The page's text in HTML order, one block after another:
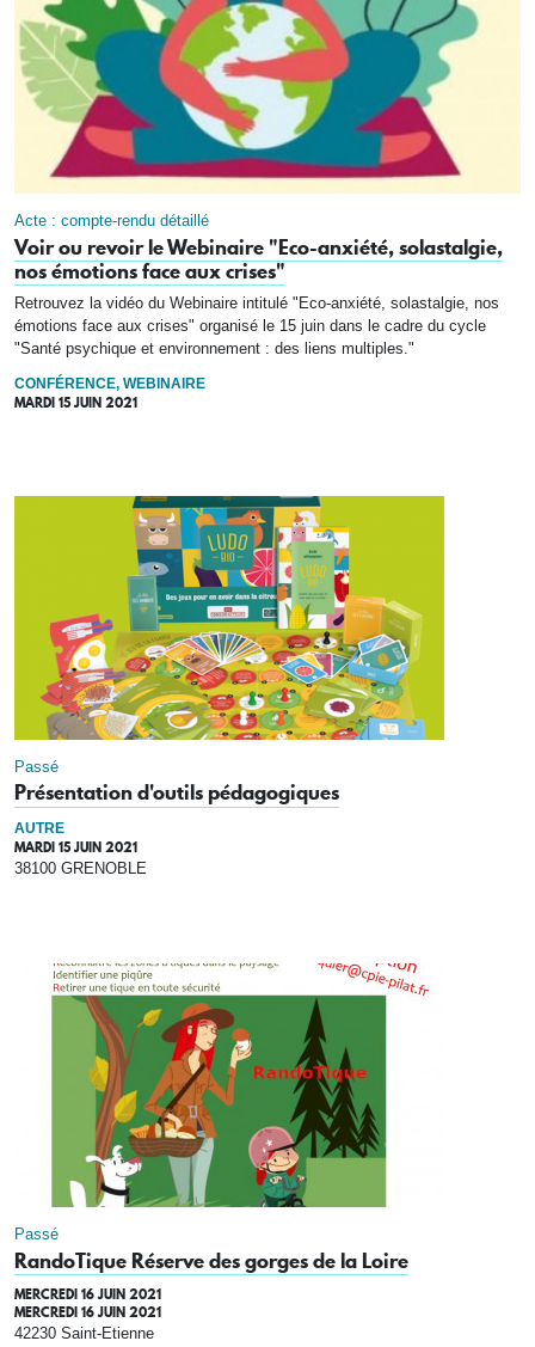
Acte : compte-rendu détaillé
Voir ou revoir le Webinaire "Eco-anxiété, solastalgie,
nos émotions face aux crises"
Retrouvez la vidéo du Webinaire intitulé "Eco-anxiété, solastalgie, nos
émotions face aux crises" organisé le 15 juin dans le cadre du cycle
"Santé psychique et environnement : des liens multiples."
CONFÉRENCE, WEBINAIRE
MARDI 15 JUIN 2021
Passé
Présentation d'outils pédagogiques
AUTRE
MARDI 15 JUIN 2021
38100 GRENOBLE
Passé
RandoTique Réserve des gorges de la Loire
MERCREDI 16 JUIN 2021
MERCREDI 16 JUIN 2021
42230 Saint-Etienne